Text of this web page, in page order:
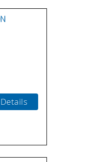
Details